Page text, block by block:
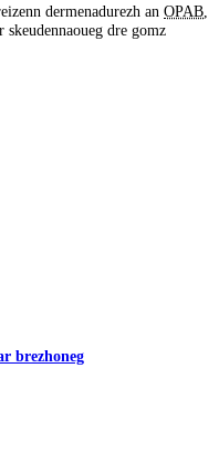
dermenadurezh an OPAB
dre gomz
brezhoneg